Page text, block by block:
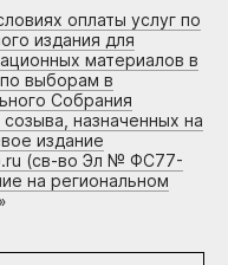
оплаты услуг по
издания для
материалов в
выборам в
Собрания
назначенных на
издание
(св-во Эл № ФС77-
на региональном
»